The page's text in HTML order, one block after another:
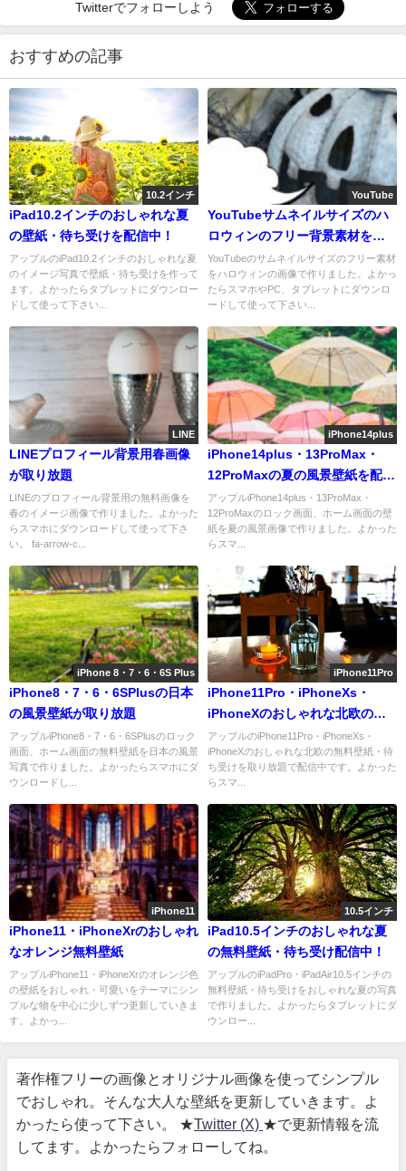
Twitterでフォローしよう
おすすめの記事
10.2インチ
iPad10.2インチのおしゃれな夏
の壁紙・待ち受けを配信中！
アップルのiPad10.2インチのおしゃれな夏
のイメージ写真で壁紙・待ち受けを作って
ます。よかったらタブレットにダウンロー
ドして使って下さい...
YouTube
YouTubeサムネイルサイズのハ
ロウィンのフリー背景素材を配
信中
YouTubeのサムネイルサイズのフリー素材
をハロウィンの画像で作りました。よかっ
たらスマホやPC、タブレットにダウンロ
ードして使って下さい...
LINE
LINEプロフィール背景用春画像
が取り放題
LINEのプロフィール背景用の無料画像を
春のイメージ画像で作りました。よかった
らスマホにダウンロードして使って下さ
い。 fa-arrow-c...
iPhone14plus
iPhone14plus・13ProMax・
12ProMaxの夏の風景壁紙を配信
中
アップルiPhone14plus・13ProMax・
12ProMaxのロック画面、ホーム画面の壁
紙を夏の風景画像で作りました。よかった
らスマ...
iPhone 8・7・6・6S Plus
iPhone8・7・6・6SPlusの日本
の風景壁紙が取り放題
アップルiPhone8・7・6・6SPlusのロック
画面、ホーム画面の無料壁紙を日本の風景
写真で作りました。よかったらスマホにダ
ウンロードし...
iPhone11Pro
iPhone11Pro・iPhoneXs・
iPhoneXのおしゃれな北欧の無
料壁紙取り放題！
アップルのiPhone11Pro・iPhoneXs・
iPhoneXのおしゃれな北欧の無料壁紙・待
ち受けを取り放題で配信中です。よかった
らスマ...
iPhone11
iPhone11・iPhoneXrのおしゃれ
なオレンジ無料壁紙
アップルiPhone11・iPhoneXrのオレンジ色
の壁紙をおしゃれ・可愛いをテーマにシン
プルな物を中心に少しずつ更新していきま
す。よかっ...
10.5インチ
iPad10.5インチのおしゃれな夏
の無料壁紙・待ち受け配信中！
アップルのiPadPro・iPadAir10.5インチの
無料壁紙・待ち受けをおしゃれな夏の写真
で作りました。よかったらタブレットにダ
ウンロー...
著作権フリーの画像とオリジナル画像を使ってシンプル
でおしゃれ。そんな大人な壁紙を更新していきます。よ
かったら使って下さい。 ★Twitter (X) ★で更新情報を流
してます。よかったらフォローしてね。